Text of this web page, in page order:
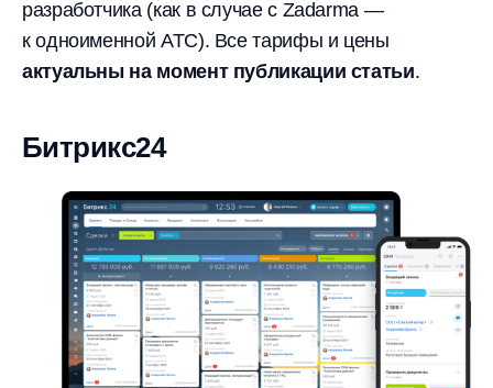
разработчика (как в случае с Zadarma —
к одноименной АТС). Все тарифы и цены
актуальны на момент публикации статьи.
Битрикс24